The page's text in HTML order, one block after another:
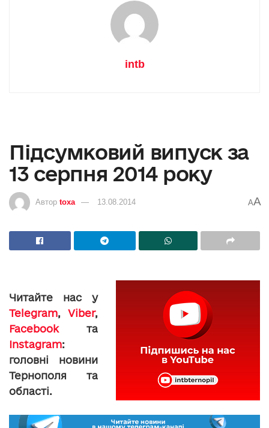
intb
Підсумковий випуск за
13 серпня 2014 року
Автор toxa 13.08.2014 AA
Читайте нас у
Telegram, Viber,
Facebookта
Instagram:
головні новини
Тернополя та
області.